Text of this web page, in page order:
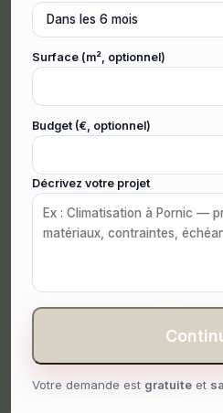
Surface (m², optionnel)
Budget (€, optionnel)
Décrivez votre projet
Votre demande est gratuite et